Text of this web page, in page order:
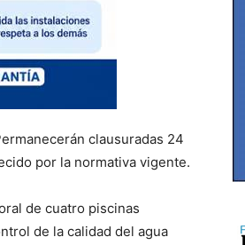
clausuradas 24
por la normativa vigente.
de cuatro piscinas
de la calidad del agua